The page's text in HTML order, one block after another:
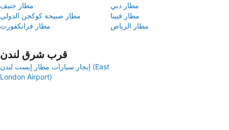
مطار جنيف
مطار دبي
مطار صبيحة كوكجن الدولي
مطار فيينا
مطار فرانكفورت
مطار الرياض
قرب شرق لندن
إيجار سيارات مطار إيست لندن (East
London Airport)